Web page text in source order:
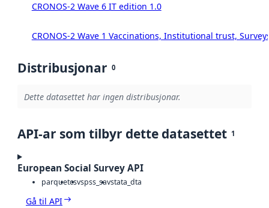
CRONOS-2 Wave 6 IT edition 1.0
CRONOS-2 Wave 1 Vaccinations, Institutional trust,
Distribusjonar 0
Dette datasettet har ingen distribusjonar.
API-ar som tilbyr dette datasettet 1
European Social Survey API
parquetcsvspss_savstata_dta
Gå til API